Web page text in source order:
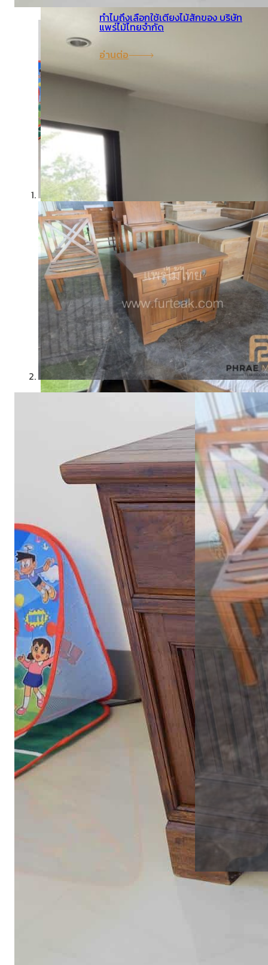
ทำไมถึงเลือกใช้เตียงไม้สักของ บริษัท
แพร่ไม้ไทยจำกัด
อ่านต่อ
21 กรกฎาคม 2025
จัดโต๊ะอาหารตามหลักฮวงจุ้ย
อ่านต่อ